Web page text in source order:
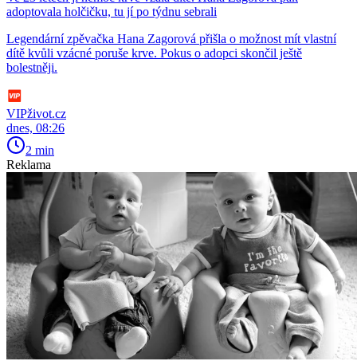
adoptovala holčičku, tu jí po týdnu sebrali
Legendární zpěvačka Hana Zagorová přišla o možnost mít vlastní
dítě kvůli vzácné poruše krve. Pokus o adopci skončil ještě
bolestněji.
VIPživot.cz
dnes, 08:26
2 min
Reklama